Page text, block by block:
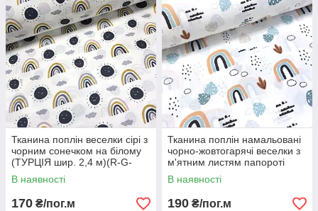
Тканина поплін веселки сірі з
чорним сонечком на білому
(ТУРЦІЯ шир. 2,4 м)(R-G-
0339)
В наявності
170 ₴/пог.м
Тканина поплін намальовані
чорно-жовтогарячі веселки з
м'ятним листям папороті
(ТУРЦІЯ шир.2,4 м) (R-T-
0308)
В наявності
190 ₴/пог.м